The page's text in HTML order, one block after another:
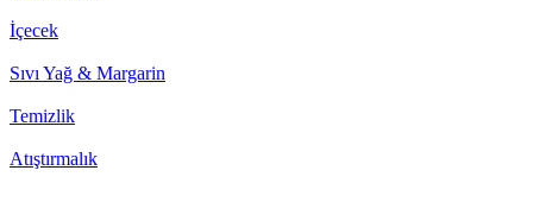
İçecek
Sıvı Yağ & Margarin
Temizlik
Atıştırmalık